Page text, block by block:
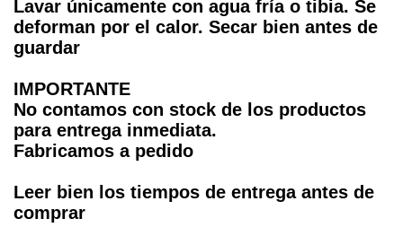
Lavar únicamente con agua fría o tibia. Se
deforman por el calor. Secar bien antes de
guardar
IMPORTANTE
No contamos con stock de los productos
para entrega inmediata.
Fabricamos a pedido
Leer bien los tiempos de entrega antes de
comprar